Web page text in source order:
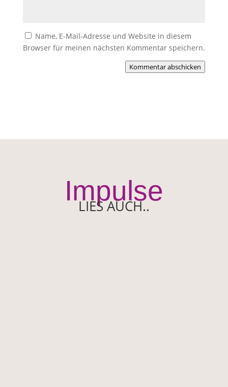
Name, E-Mail-Adresse und Website in diesem
Browser für meinen nächsten Kommentar speichern.
Kommentar abschicken
Impulse
LIES AUCH..